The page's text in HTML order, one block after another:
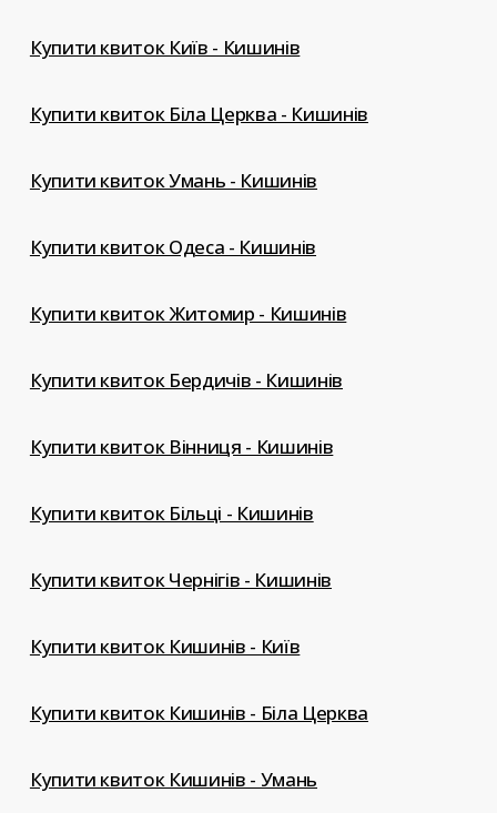
Купити квиток Київ - Кишинів
Купити квиток Біла Церква - Кишинів
Купити квиток Умань - Кишинів
Купити квиток Одеса - Кишинів
Купити квиток Житомир - Кишинів
Купити квиток Бердичів - Кишинів
Купити квиток Вінниця - Кишинів
Купити квиток Більці - Кишинів
Купити квиток Чернігів - Кишинів
Купити квиток Кишинів - Київ
Купити квиток Кишинів - Біла Церква
Купити квиток Кишинів - Умань